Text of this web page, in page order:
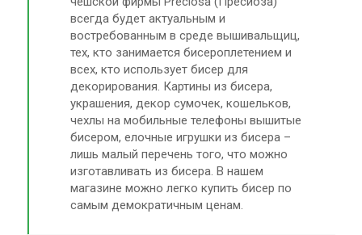
всегда будет актуальным и
востребованным в среде вышивальщиц,
тех, кто занимается бисероплетением и
всех, кто использует бисер для
декорирования. Картины из бисера,
украшения, декор сумочек, кошельков,
чехлы на мобильные телефоны вышитые
бисером, елочные игрушки из бисера –
лишь малый перечень того, что можно
изготавливать из бисера. В нашем
магазине можно легко купить бисер по
самым демократичным ценам.